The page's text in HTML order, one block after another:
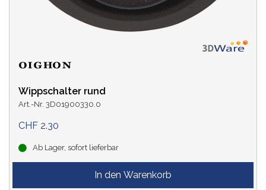
Wippschalter rund
Art.-Nr. 3D01900330.0
CHF 2.30
Ab Lager, sofort lieferbar